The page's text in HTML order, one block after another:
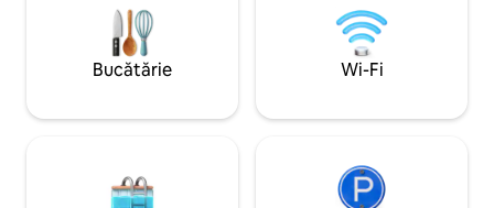
condiționat și încălzire în întreaga
locuință. Locuri de dormit 6. Ideal pentru
familii, grupuri și iubitori de centru.
Check-in independent, internet de mare
toaletă
Check-in
pentru sosire flexibilă Atinge
rezervare și
Bucătărie Wi-Fi